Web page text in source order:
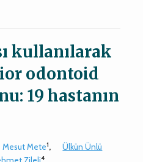
kullanılarak
odontoid
19 hastanın
Mesut Mete1,
Ülkün Ünlü
Zileli4